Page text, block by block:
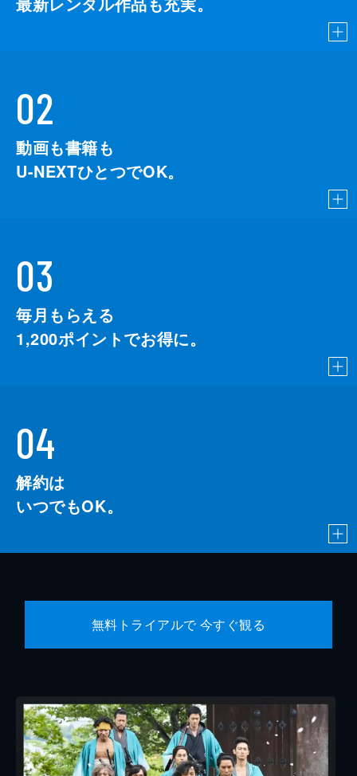
02
動画も書籍も
U-NEXTひとつでOK。
03
毎月もらえる
1,200ポイントでお得に。
04
解約は
いつでもOK。
無料トライアルで 今すぐ観る